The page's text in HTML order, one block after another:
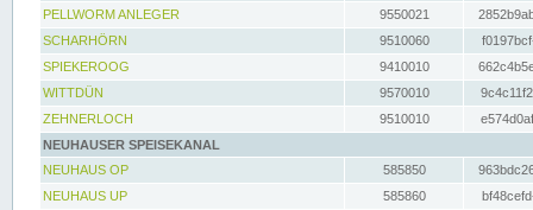
PELLWORM ANLEGER
9550021
SCHARHÖRN
9510060
SPIEKEROOG
9410010
WITTDÜN
9570010
ZEHNERLOCH
9510010
NEUHAUSER SPEISEKANAL
NEUHAUS OP
585850
NEUHAUS UP
585860